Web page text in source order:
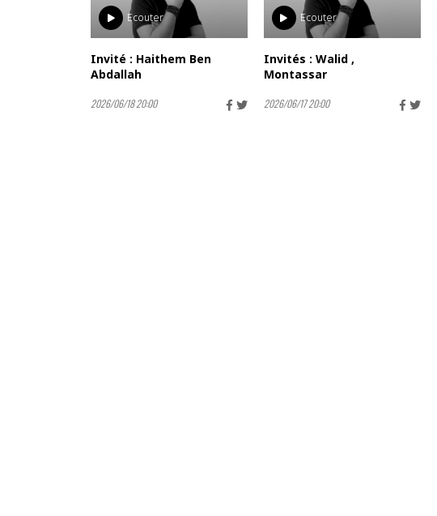
Ecouter
Invité : Haithem Ben
Abdallah
2026/06/18 20:00
Ecouter
Invités : Walid ,
Montassar
2026/06/17 20:00